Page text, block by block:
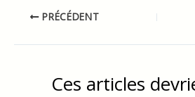
PRÉCÉDENT
Ces articles